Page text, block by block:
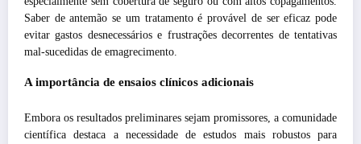
Saber de antemão se um tratamento é provável de ser eficaz pode
evitar gastos desnecessários e frustrações decorrentes de tentativas
mal-sucedidas de emagrecimento.
A importância de ensaios clínicos adicionais
Embora os resultados preliminares sejam promissores, a comunidade
científica destaca a necessidade de estudos mais robustos para